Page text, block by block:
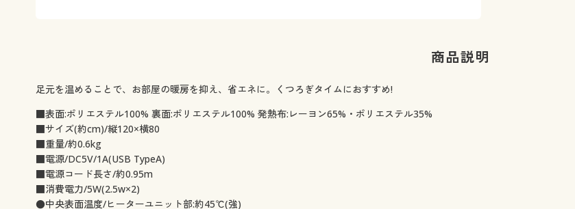
商品説明
足元を温めることで、お部屋の暖房を抑え、省エネに。くつろぎタイムにおすすめ!
■表面:ポリエステル100% 裏面:ポリエステル100% 発熱布:レーヨン65%・ポリエステル35%
■サイズ(約cm)/縦120×横80
■重量/約0.6kg
■電源/DC5V/1A(USB TypeA)
■電源コード長さ/約0.95m
■消費電力/5W(2.5w×2)
●中央表面温度/ヒーターユニット部:約45℃(強)